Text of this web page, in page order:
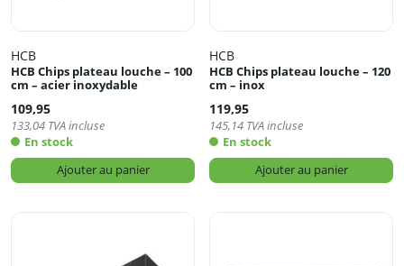
HCB
HCB Chips plateau louche – 100
cm – acier inoxydable
109,95
133,04 TVA incluse
En stock
Ajouter au panier
HCB
HCB Chips plateau louche – 120
cm – inox
119,95
145,14 TVA incluse
En stock
Ajouter au panier